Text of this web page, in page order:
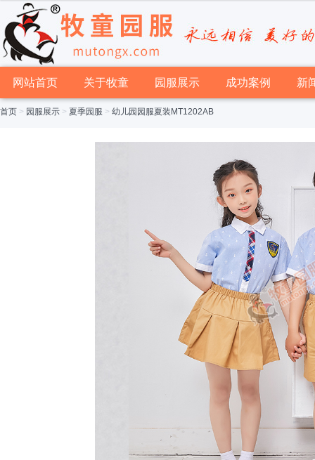
网站首页 关于牧童 园服展示 成功案例 新
首页 > 园服展示 > 夏季园服 > 幼儿园园服夏装MT1202AB